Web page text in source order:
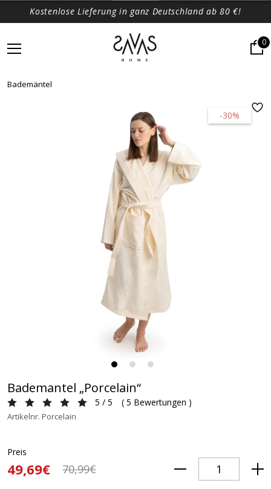
Kostenlose Lieferung in ganz Deutschland ab 80 €!
0
Bademäntel
-30%
Bademantel „Porcelain“
5 / 5 ( 5 Bewertungen )
Artikelnr. Porcelain
Preis
49,69€ 70,99€